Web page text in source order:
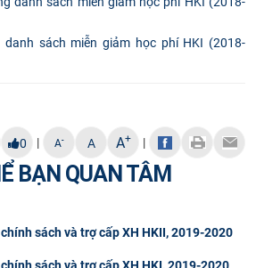
danh sách miễn giảm học phí HKI (2018-
0 | A- A A+ |
BẠN QUAN TÂM
sách và trợ cấp XH HKII, 2019-2020
sách và trợ cấp XH HKI, 2019-2020